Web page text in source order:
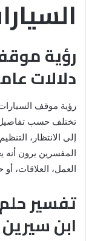
رؤية
دلالات
رؤية موقف
تختلف حسب تفاصيل
إلى الانتظار،
المفسرين يرون
العمل، العلاقات،
تفسير
ابن سيرين